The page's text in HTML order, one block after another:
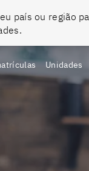
país ou região
Unidades